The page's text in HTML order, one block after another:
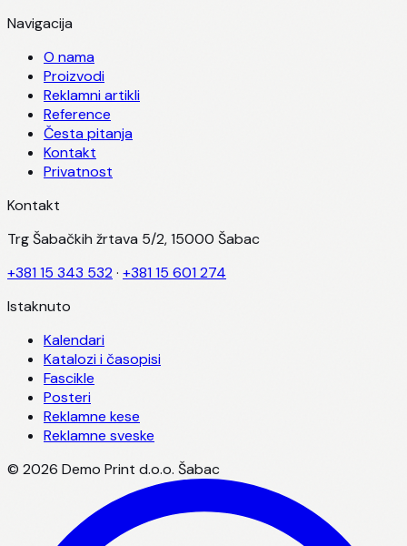
Navigacija
O nama
Proizvodi
Reklamni artikli
Reference
Česta pitanja
Kontakt
Privatnost
Kontakt
Trg Šabačkih žrtava 5/2, 15000 Šabac
+381 15 343 532· +381 15 601 274
Istaknuto
Kalendari
Katalozi i časopisi
Fascikle
Posteri
Reklamne kese
Reklamne sveske
© 2026 Demo Print d.o.o. Šabac